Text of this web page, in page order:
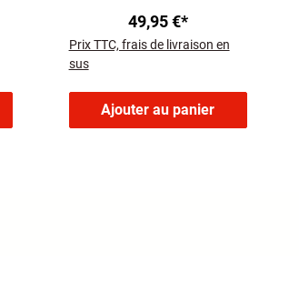
Leuchtmittel Für
Schlafzimmer &
Lesebereich, Schutzart IP20
49,95 €*
Prix TTC, frais de livraison en
sus
Ajouter au panier